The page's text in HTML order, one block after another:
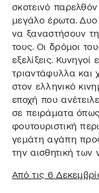
σκοτεινό
μεγάλο έρωτα.
να ξαναστήσουν
τους. Οι δρόμοι
εξελίξεις.
τριαντάφυλλα
στον ελληνικό
εποχή που
σε πειράματα
φουτουριστική
γεμάτη αγάπη προς
την αισθητική
Από τις 6